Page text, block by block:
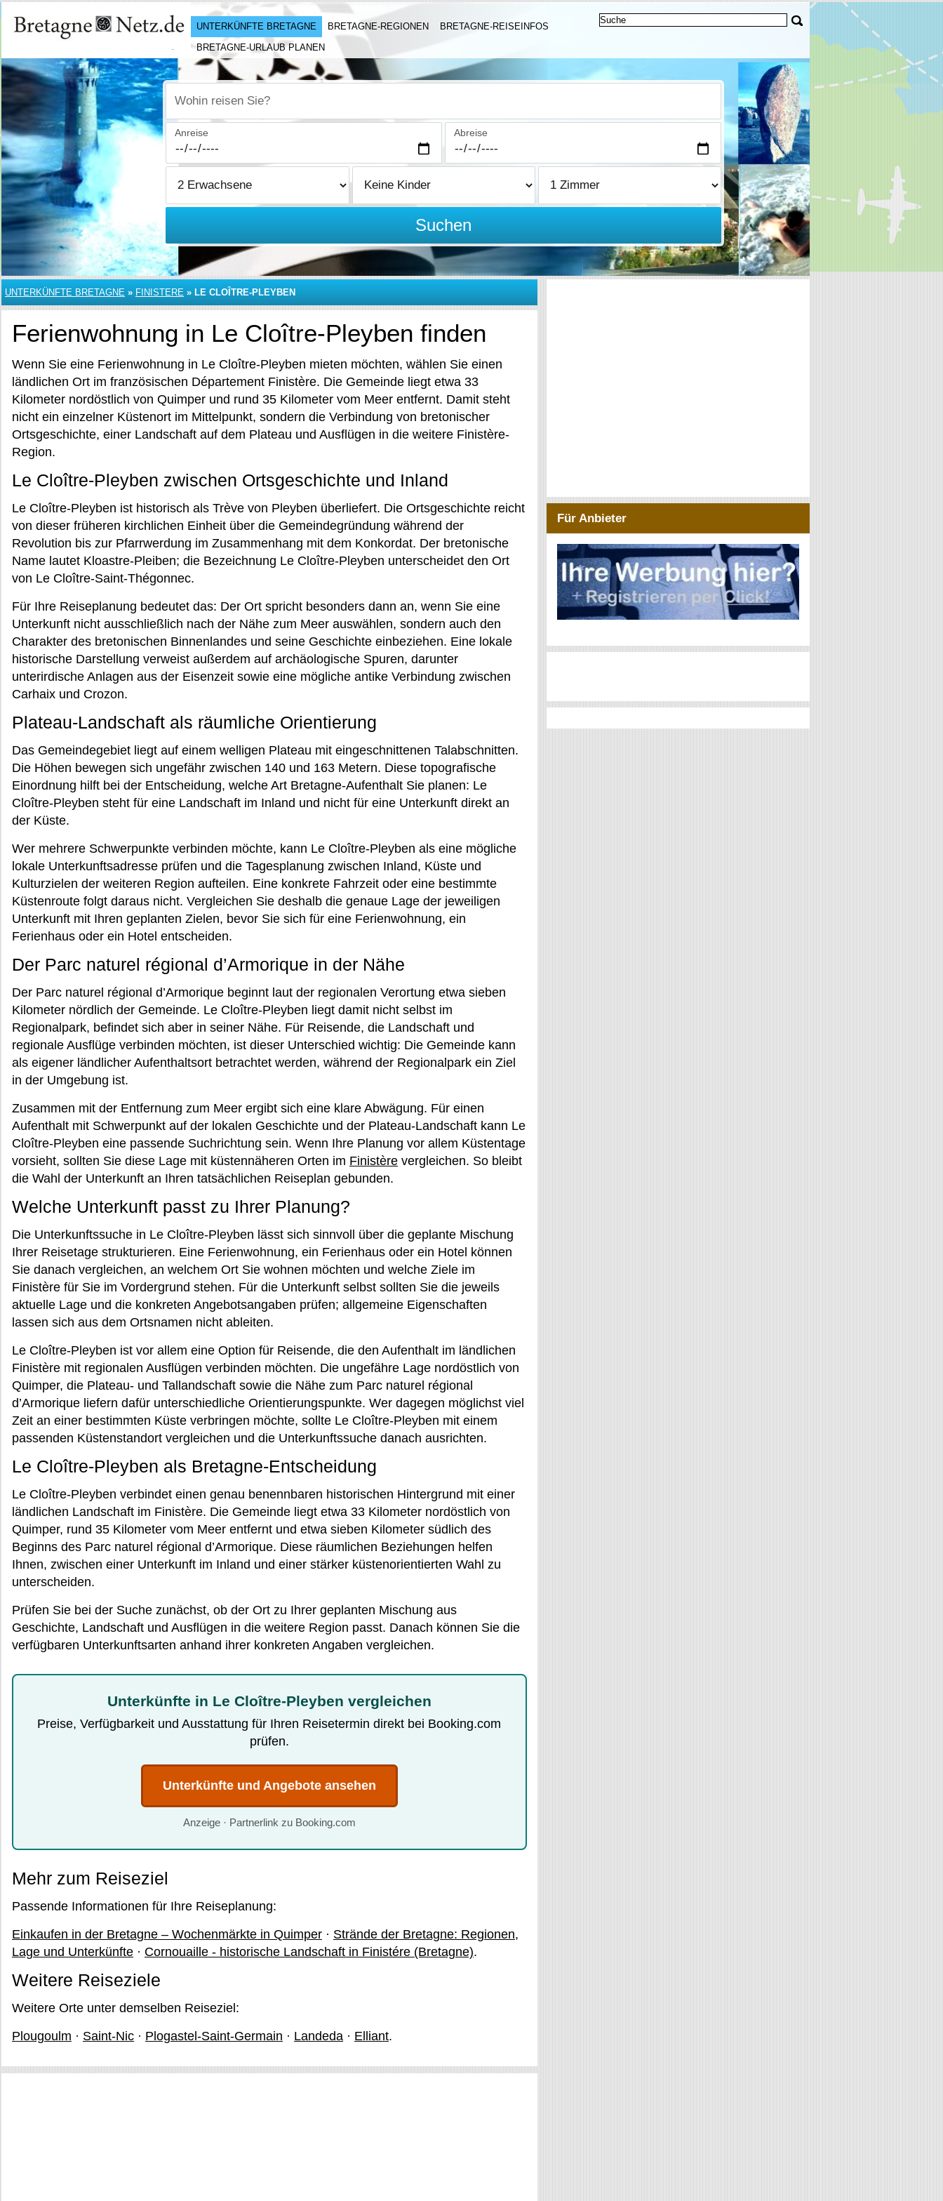
UNTERKÜNFTE BRETAGNE BRETAGNE-REGIONEN
BRETAGNE-REISEINFOS
BRETAGNE-URLAUB PLANEN
Wohin reisen Sie?
Anreise Abreise
Suchen
UNTERKÜNFTE BRETAGNE » FINISTERE » LE CLOÎTRE-PLEYBEN
Ferienwohnung in Le Cloître-Pleyben finden
Wenn Sie eine Ferienwohnung in Le Cloître-Pleyben mieten möchten, wählen Sie einen
ländlichen Ort im französischen Département Finistère. Die Gemeinde liegt etwa 33
Kilometer nordöstlich von Quimper und rund 35 Kilometer vom Meer entfernt. Damit steht
nicht ein einzelner Küstenort im Mittelpunkt, sondern die Verbindung von bretonischer
Ortsgeschichte, einer Landschaft auf dem Plateau und Ausflügen in die weitere Finistère-
Region.
Le Cloître-Pleyben zwischen Ortsgeschichte und Inland
Le Cloître-Pleyben ist historisch als Trève von Pleyben überliefert. Die Ortsgeschichte reicht
von dieser früheren kirchlichen Einheit über die Gemeindegründung während der
Revolution bis zur Pfarrwerdung im Zusammenhang mit dem Konkordat. Der bretonische
Name lautet Kloastre-Pleiben; die Bezeichnung Le Cloître-Pleyben unterscheidet den Ort
von Le Cloître-Saint-Thégonnec.
Für Ihre Reiseplanung bedeutet das: Der Ort spricht besonders dann an, wenn Sie eine
Unterkunft nicht ausschließlich nach der Nähe zum Meer auswählen, sondern auch den
Charakter des bretonischen Binnenlandes und seine Geschichte einbeziehen. Eine lokale
historische Darstellung verweist außerdem auf archäologische Spuren, darunter
unterirdische Anlagen aus der Eisenzeit sowie eine mögliche antike Verbindung zwischen
Carhaix und Crozon.
Plateau-Landschaft als räumliche Orientierung
Das Gemeindegebiet liegt auf einem welligen Plateau mit eingeschnittenen Talabschnitten.
Die Höhen bewegen sich ungefähr zwischen 140 und 163 Metern. Diese topografische
Einordnung hilft bei der Entscheidung, welche Art Bretagne-Aufenthalt Sie planen: Le
Cloître-Pleyben steht für eine Landschaft im Inland und nicht für eine Unterkunft direkt an
der Küste.
Wer mehrere Schwerpunkte verbinden möchte, kann Le Cloître-Pleyben als eine mögliche
lokale Unterkunftsadresse prüfen und die Tagesplanung zwischen Inland, Küste und
Kulturzielen der weiteren Region aufteilen. Eine konkrete Fahrzeit oder eine bestimmte
Küstenroute folgt daraus nicht. Vergleichen Sie deshalb die genaue Lage der jeweiligen
Unterkunft mit Ihren geplanten Zielen, bevor Sie sich für eine Ferienwohnung, ein
Ferienhaus oder ein Hotel entscheiden.
Der Parc naturel régional d’Armorique in der Nähe
Der Parc naturel régional d’Armorique beginnt laut der regionalen Verortung etwa sieben
Kilometer nördlich der Gemeinde. Le Cloître-Pleyben liegt damit nicht selbst im
Regionalpark, befindet sich aber in seiner Nähe. Für Reisende, die Landschaft und
regionale Ausflüge verbinden möchten, ist dieser Unterschied wichtig: Die Gemeinde kann
als eigener ländlicher Aufenthaltsort betrachtet werden, während der Regionalpark ein Ziel
in der Umgebung ist.
Zusammen mit der Entfernung zum Meer ergibt sich eine klare Abwägung. Für einen
Aufenthalt mit Schwerpunkt auf der lokalen Geschichte und der Plateau-Landschaft kann Le
Cloître-Pleyben eine passende Suchrichtung sein. Wenn Ihre Planung vor allem Küstentage
vorsieht, sollten Sie diese Lage mit küstennäheren Orten im Finistère vergleichen. So bleibt
die Wahl der Unterkunft an Ihren tatsächlichen Reiseplan gebunden.
Welche Unterkunft passt zu Ihrer Planung?
Die Unterkunftssuche in Le Cloître-Pleyben lässt sich sinnvoll über die geplante Mischung
Ihrer Reisetage strukturieren. Eine Ferienwohnung, ein Ferienhaus oder ein Hotel können
Sie danach vergleichen, an welchem Ort Sie wohnen möchten und welche Ziele im
Finistère für Sie im Vordergrund stehen. Für die Unterkunft selbst sollten Sie die jeweils
aktuelle Lage und die konkreten Angebotsangaben prüfen; allgemeine Eigenschaften
lassen sich aus dem Ortsnamen nicht ableiten.
Le Cloître-Pleyben ist vor allem eine Option für Reisende, die den Aufenthalt im ländlichen
Finistère mit regionalen Ausflügen verbinden möchten. Die ungefähre Lage nordöstlich von
Quimper, die Plateau- und Tallandschaft sowie die Nähe zum Parc naturel régional
d’Armorique liefern dafür unterschiedliche Orientierungspunkte. Wer dagegen möglichst viel
Zeit an einer bestimmten Küste verbringen möchte, sollte Le Cloître-Pleyben mit einem
passenden Küstenstandort vergleichen und die Unterkunftssuche danach ausrichten.
Le Cloître-Pleyben als Bretagne-Entscheidung
Le Cloître-Pleyben verbindet einen genau benennbaren historischen Hintergrund mit einer
ländlichen Landschaft im Finistère. Die Gemeinde liegt etwa 33 Kilometer nordöstlich von
Quimper, rund 35 Kilometer vom Meer entfernt und etwa sieben Kilometer südlich des
Beginns des Parc naturel régional d’Armorique. Diese räumlichen Beziehungen helfen
Ihnen, zwischen einer Unterkunft im Inland und einer stärker küstenorientierten Wahl zu
unterscheiden.
Prüfen Sie bei der Suche zunächst, ob der Ort zu Ihrer geplanten Mischung aus
Geschichte, Landschaft und Ausflügen in die weitere Region passt. Danach können Sie die
verfügbaren Unterkunftsarten anhand ihrer konkreten Angaben vergleichen.
Unterkünfte in Le Cloître-Pleyben vergleichen
Preise, Verfügbarkeit und Ausstattung für Ihren Reisetermin direkt bei Booking.com
prüfen.
Unterkünfte und Angebote ansehen
Anzeige · Partnerlink zu Booking.com
Mehr zum Reiseziel
Passende Informationen für Ihre Reiseplanung:
Einkaufen in der Bretagne – Wochenmärkte in Quimper · Strände der Bretagne: Regionen,
Lage und Unterkünfte · Cornouaille - historische Landschaft in Finistére (Bretagne).
Weitere Reiseziele
Weitere Orte unter demselben Reiseziel:
Plougoulm · Saint-Nic · Plogastel-Saint-Germain · Landeda · Elliant.
Für Anbieter